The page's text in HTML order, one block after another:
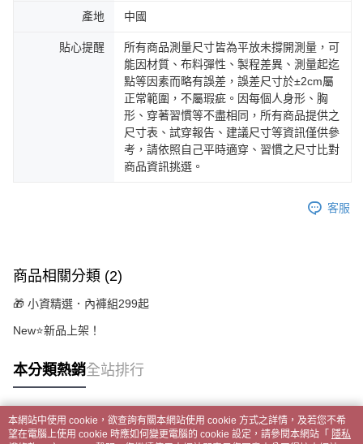
產地 中國
貼心提醒
所有商品測量尺寸皆為平放未撐開測量，可
能因材質、布料彈性、製程差異、測量起迄
點等因素而略有誤差，誤差尺寸於±2cm屬
正常範圍，不屬瑕疵。因每個人身形、胸
形、穿著習慣等不盡相同，所有商品提供之
尺寸表、試穿報告、建議尺寸等資訊僅供參
考，請依照自己平時適穿、習慣之尺寸比對
商品資訊挑選。
客服
商品相關分類 (2)
🎁 小資精選．內褲組299起
New⭐新品上架！
本分類熱銷全站排行
熱門標籤
本網站中使用 cookie，欲查詢有關本網站使用 cookie 方式之詳情，及若您不希
望在電腦上使用 cookie 時應如何變更電腦的 cookie 設定，請參閱本網站「 隱私